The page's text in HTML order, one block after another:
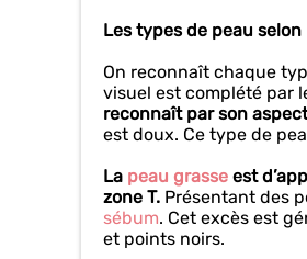
Les types de peau
On reconnaît chaque
visuel est complété par
reconnaît par son
est doux. Ce type de
La peau grasse est
zone T. Présentant des
sébum. Cet excès est
et points noirs.